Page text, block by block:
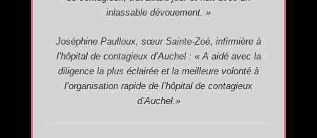
inlassable dévouement. »
Joséphine Paulloux, sœur Sainte-Zoé, infirmière à
l’hôpital de contagieux d’Auchel : « A aidé avec la
diligence la plus éclairée et la meilleure volonté à
l’organisation rapide de l’hôpital de contagieux
d’Auchel.»